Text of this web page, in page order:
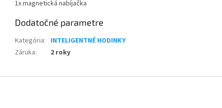
1x magnetická nabíjačka
Dodatočné parametre
Kategória: INTELIGENTNÉ HODINKY
Záruka: 2 roky